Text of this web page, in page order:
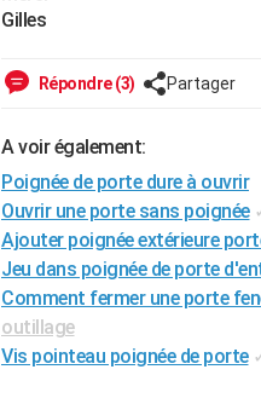
Gilles
Répondre (3) Partager
A voir également:
Poignée de porte dure à ouvrir
Ouvrir une porte sans poignée
Ajouter poignée extérieure
Jeu dans poignée de porte
Comment fermer une porte
outillage
Vis pointeau poignée de porte